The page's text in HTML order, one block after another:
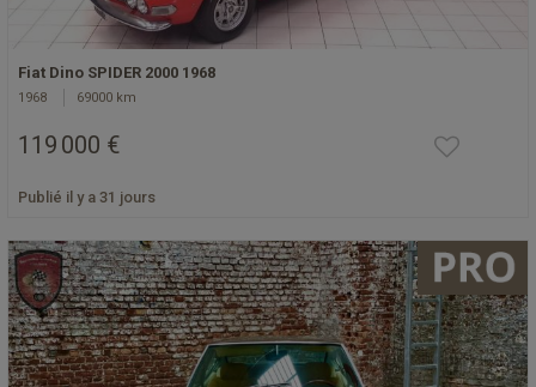
Fiat Dino SPIDER 2000 1968
1968 69000 km
119 000 €
Publié il y a 31 jours